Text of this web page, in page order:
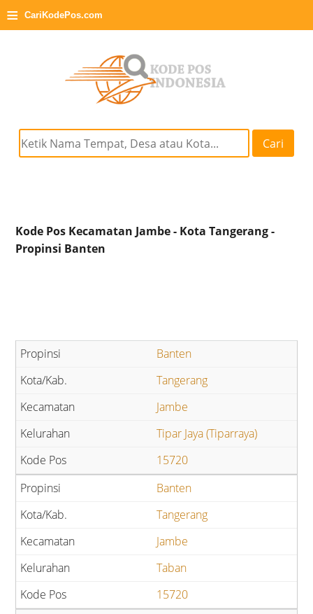
≡ CariKodePos.com
Cari
Kode Pos Kecamatan Jambe - Kota Tangerang -
Propinsi Banten
Banten
Tangerang
Jambe
Tipar Jaya (Tiparraya)
15720
Banten
Tangerang
Jambe
Taban
15720